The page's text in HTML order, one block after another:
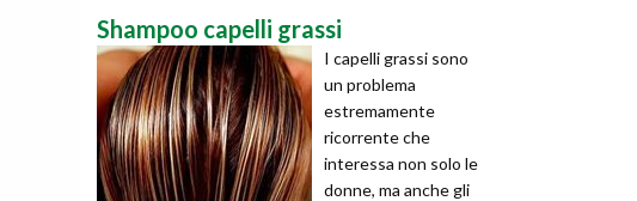
Shampoo capelli grassi
I capelli grassi sono
un problema
estremamente
ricorrente che
interessa non solo le
donne, ma anche gli